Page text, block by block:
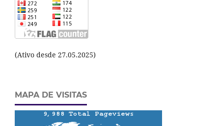
(Ativo desde 27.05.2025)
MAPA DE VISITAS